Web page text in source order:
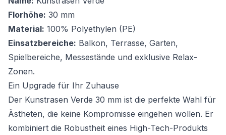
Florhöhe: 30 mm
Material: 100% Polyethylen (PE)
Einsatzbereiche: Balkon, Terrasse, Garten,
Spielbereiche, Messestände und exklusive Relax-
Zonen.
Ein Upgrade für Ihr Zuhause
Der Kunstrasen Verde 30 mm ist die perfekte Wahl für
Ästheten, die keine Kompromisse eingehen wollen. Er
kombiniert die Robustheit eines High-Tech-Produkts